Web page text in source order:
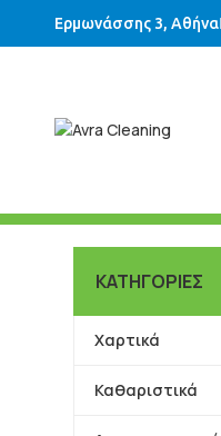
Ερμωνάσσης 3, Αθήνα
ΚΑΤΗΓΟΡΙΕΣ
Χαρτικά
Καθαριστικά